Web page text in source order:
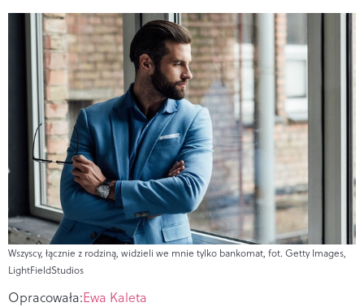
Wszyscy, łącznie z rodziną, widzieli we mnie tylko bankomat, fot. Getty Images,
LightFieldStudios
Opracowała:Ewa Kaleta